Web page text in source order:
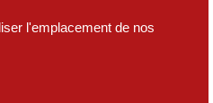
l'emplacement de nos